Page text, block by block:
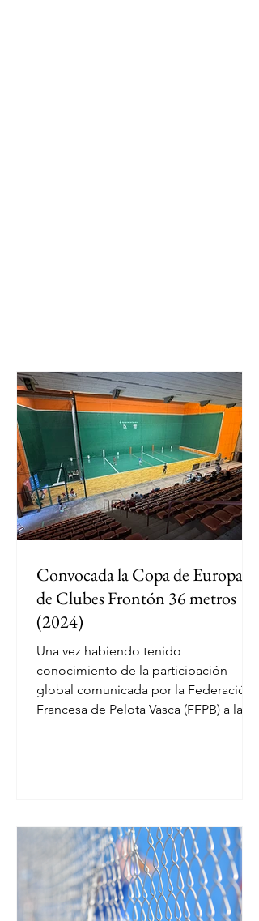
Convocada la Copa de Europa
de Clubes Frontón 36 metros
(2024)
Una vez habiendo tenido
conocimiento de la participación
global comunicada por la Federación
Francesa de Pelota Vasca (FFPB) a la...